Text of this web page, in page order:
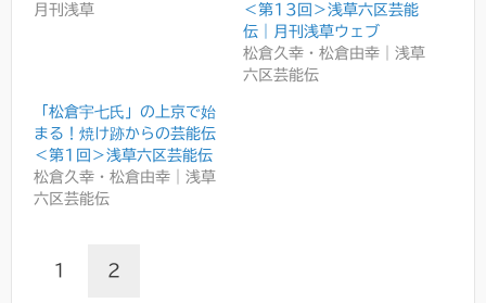
月刊浅草
＜第13回＞浅草六区芸能
伝｜月刊浅草ウェブ
松倉久幸・松倉由幸｜浅草
六区芸能伝
「松倉宇七氏」の上京で始
まる！焼け跡からの芸能伝
＜第1回＞浅草六区芸能伝
松倉久幸・松倉由幸｜浅草
六区芸能伝
1 2